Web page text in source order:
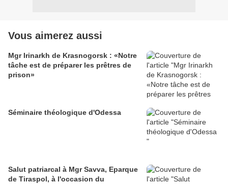
Vous aimerez aussi
Mgr Irinarkh de Krasnogorsk : «Notre
tâche est de préparer les prêtres de
prison»
Séminaire théologique d'Odessa
Salut patriarcal à Mgr Savva, Eparque
de Tiraspol, à l'occasion du